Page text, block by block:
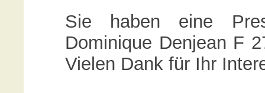
Sie haben eine
Dominique Denjean F
Vielen Dank für Ihr